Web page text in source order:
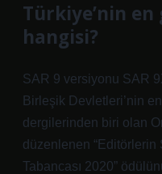
Türkiye’nin en
hangisi?
SAR 9 versiyonu SAR
Birleşik Devletleri’nin
dergilerinden biri olan
düzenlenen “Editörlerin
Tabancası 2020”